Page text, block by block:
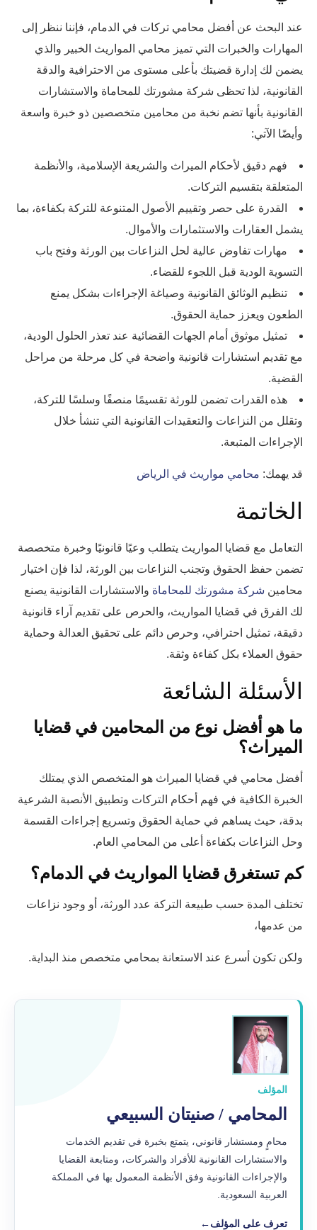
عند البحث عن أفضل محامي تركات في الدمام، فإننا ننظر إلى
المهارات والخبرات التي تميز محامي المواريث الخبير والذي
يضمن لك إدارة قضيتك بأعلى مستوى من الاحترافية والدقة
القانونية، لذا تحظى شركة مشورتك للمحاماة والاستشارات
القانونية بأنها تضم نخبة من محامين متخصصين ذو خبرة واسعة
وأيضًا الآتي:
فهم دقيق لأحكام الميراث والشريعة الإسلامية، والأنظمة
المتعلقة بتقسيم التركات.
القدرة على حصر وتقييم الأصول المتنوعة للتركة بكفاءة، بما
يشمل العقارات والاستثمارات والأموال.
مهارات تفاوض عالية لحل النزاعات بين الورثة وفتح باب
التسوية الودية قبل اللجوء للقضاء.
تنظيم الوثائق القانونية وصياغة الإجراءات بشكل يمنع
الطعون ويعزز حماية الحقوق.
تمثيل موثوق أمام الجهات القضائية عند تعذر الحلول الودية،
مع تقديم استشارات قانونية واضحة في كل مرحلة من مراحل
القضية.
هذه القدرات تضمن للورثة تقسيمًا منصفًا وسلسًا للتركة،
وتقلل من النزاعات والتعقيدات القانونية التي تنشأ خلال
الإجراءات المتبعة.
قد يهمك: محامي مواريث في الرياض
الخاتمة
التعامل مع قضايا المواريث يتطلب وعيًا قانونيًا وخبرة متخصصة
تضمن حفظ الحقوق وتجنب النزاعات بين الورثة، لذا فإن اختيار
محامين شركة مشورتك للمحاماة والاستشارات القانونية يصنع
لك الفرق في قضايا المواريث، والحرص على تقديم آراء قانونية
دقيقة، تمثيل احترافي، وحرص دائم على تحقيق العدالة وحماية
حقوق العملاء بكل كفاءة وثقة.
الأسئلة الشائعة
ما هو أفضل نوع من المحامين في قضايا
الميراث؟
أفضل محامي في قضايا الميراث هو المتخصص الذي يمتلك
الخبرة الكافية في فهم أحكام التركات وتطبيق الأنصبة الشرعية
بدقة، حيث يساهم في حماية الحقوق وتسريع إجراءات القسمة
وحل النزاعات بكفاءة أعلى من المحامي العام.
كم تستغرق قضايا المواريث في الدمام؟
تختلف المدة حسب طبيعة التركة عدد الورثة، أو وجود نزاعات
من عدمها،
ولكن تكون أسرع عند الاستعانة بمحامي متخصص منذ البداية.
المؤلف
المحامي / صنيتان السبيعي
محامٍ ومستشار قانوني، يتمتع بخبرة في تقديم الخدمات
والاستشارات القانونية للأفراد والشركات، ومتابعة القضايا
والإجراءات القانونية وفق الأنظمة المعمول بها في المملكة
العربية السعودية.
تعرف على المؤلف←